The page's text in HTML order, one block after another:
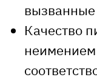
Качество
неимением